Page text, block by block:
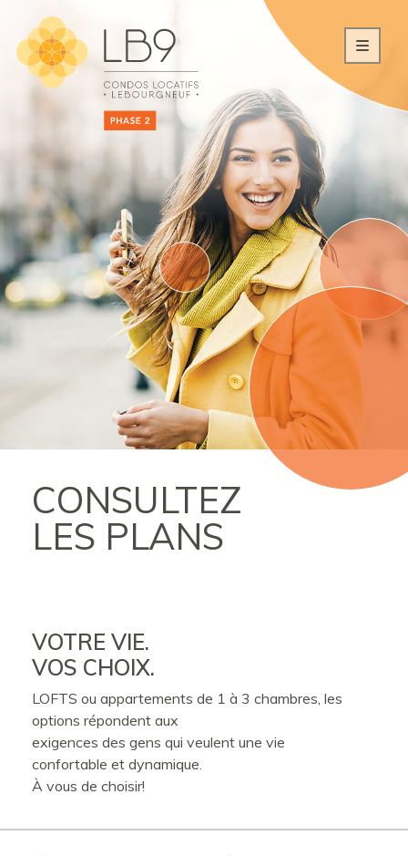
CONSULTEZ
LES PLANS
VOTRE VIE.
VOS CHOIX.
LOFTS ou appartements de 1 à 3 chambres, les
options répondent aux
exigences des gens qui veulent une vie
confortable et dynamique.
À vous de choisir!